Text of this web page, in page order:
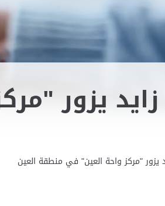
يزور
يزور "مركز واحة العين" في منطقة العين